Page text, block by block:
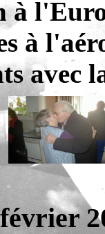
à
à
avec